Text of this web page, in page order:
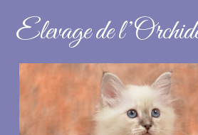
Elevage de